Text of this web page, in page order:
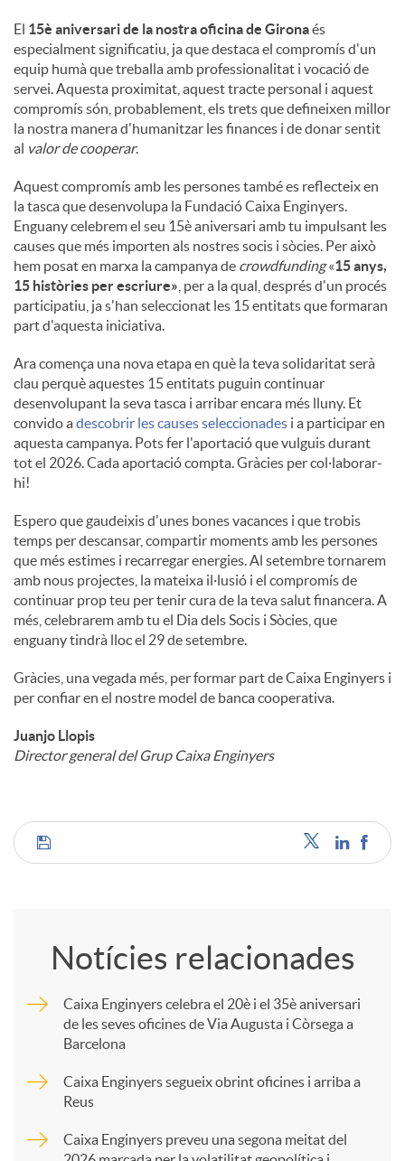
El 15è aniversari de la nostra oficina de Gironaés
especialment significatiu, ja que destaca el compromís d'un
equip humà que treballa amb professionalitat i vocació de
servei. Aquesta proximitat, aquest tracte personal i aquest
compromís són, probablement, els trets que defineixen millor
la nostra manera d'humanitzar les finances i de donar sentit
al valor de cooperar.
Aquest compromís amb les persones també es reflecteix en
la tasca que desenvolupa la Fundació Caixa Enginyers.
Enguany celebrem el seu 15è aniversari amb tu impulsant les
causes que més importen als nostres socis i sòcies. Per això
hem posat en marxa la campanya de crowdfunding«15 anys,
15 històries per escriure» , per a la qual, després d'un procés
participatiu, ja s'han seleccionat les 15 entitats que formaran
part d'aquesta iniciativa.
Ara comença una nova etapa en què la teva solidaritat serà
clau perquè aquestes 15 entitats puguin continuar
desenvolupant la seva tasca i arribar encara més lluny. Et
convido adescobrir les causes seleccionades i a participar en
aquesta campanya. Pots fer l'aportació que vulguis durant
tot el 2026. Cada aportació compta. Gràcies per col·laborar-
hi!
Espero que gaudeixis d'unes bones vacances i que trobis
temps per descansar, compartir moments amb les persones
que més estimes i recarregar energies. Al setembre tornarem
amb nous projectes, la mateixa il·lusió i el compromís de
continuar prop teu per tenir cura de la teva salut financera. A
més, celebrarem amb tu el Dia dels Socis i Sòcies, que
enguany tindrà lloc el 29 de setembre.
Gràcies, una vegada més, per formar part de Caixa Enginyers i
per confiar en el nostre model de banca cooperativa.
Juanjo Llopis
Director general del Grup Caixa Enginyers
C
Notícies relacionades
Caixa Enginyers celebra el 20è i el 35è aniversari
de les seves oficines de Via Augusta i Còrsega a
Barcelona
Caixa Enginyers segueix obrint oficines i arriba a
Reus
Caixa Enginyers preveu una segona meitat del